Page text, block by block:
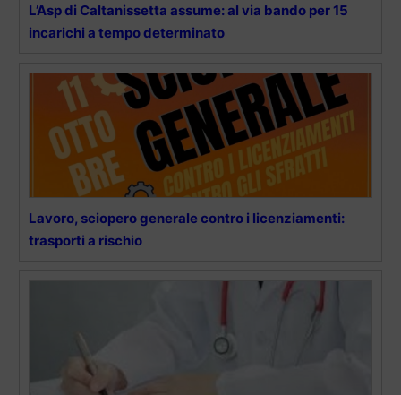
L’Asp di Caltanissetta assume: al via bando per 15
incarichi a tempo determinato
Lavoro, sciopero generale contro i licenziamenti:
trasporti a rischio